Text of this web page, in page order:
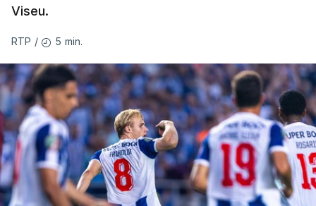
Viseu.
RTP / 5 min.